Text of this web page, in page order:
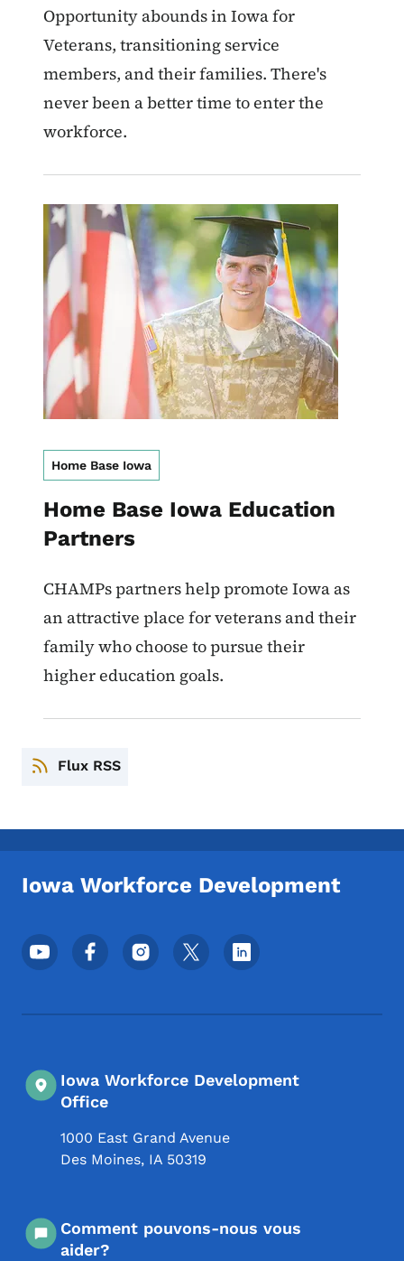
Opportunity abounds in Iowa for
Veterans, transitioning service
members, and their families. There's
never been a better time to enter the
workforce.
Home Base Iowa
Home Base Iowa Education
Partners
CHAMPs partners help promote Iowa as
an attractive place for veterans and their
family who choose to pursue their
higher education goals.
Image
Flux RSS
Iowa Workforce Development
Menu des réseaux sociaux du pied de
Iowa Workforce Development
Office
1000 East Grand Avenue
Des Moines, IA 50319
Comment pouvons-nous vous
aider?